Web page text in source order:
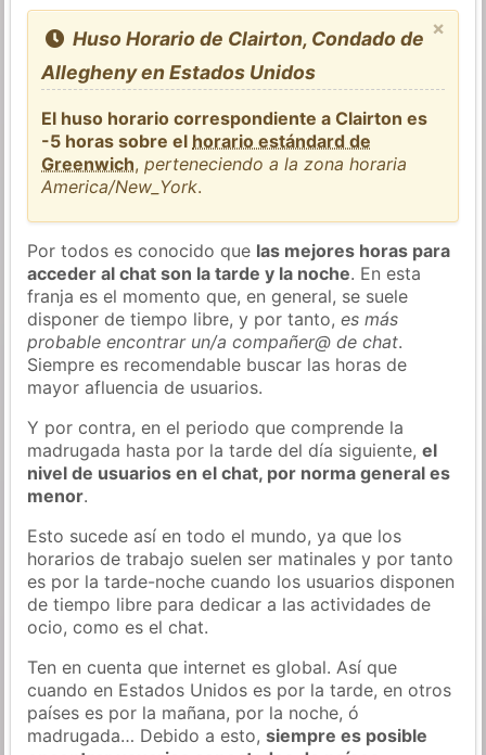
×
Huso Horario de Clairton, Condado de
Allegheny en Estados Unidos
El huso horario correspondiente a Clairton es
-5 horas sobre el horario estándard de
Greenwich,perteneciendo a la zona horaria
America/New_York.
Por todos es conocido que las mejores horas para
acceder al chat son la tarde y la noche. En esta
franja es el momento que, en general, se suele
disponer de tiempo libre, y por tanto,es más
probable encontrar un/a compañer@ de chat.
Siempre es recomendable buscar las horas de
mayor afluencia de usuarios.
Y por contra, en el periodo que comprende la
madrugada hasta por la tarde del día siguiente,el
nivel de usuarios en el chat, por norma general es
menor.
Esto sucede así en todo el mundo, ya que los
horarios de trabajo suelen ser matinales y por tanto
es por la tarde-noche cuando los usuarios disponen
de tiempo libre para dedicar a las actividades de
ocio, como es el chat.
Ten en cuenta que internet es global. Así que
cuando en Estados Unidos es por la tarde, en otros
países es por la mañana, por la noche, ó
madrugada… Debido a esto,siempre es posible